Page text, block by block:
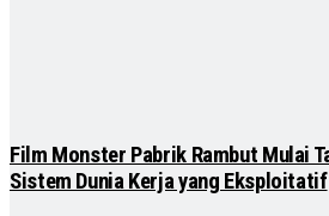
Film Monster Pabrik Rambut Mulai
Sistem Dunia Kerja yang Eksploitatif